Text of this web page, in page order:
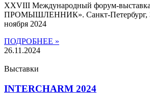
XXVIII Международный форум-
ПРОМЫШЛЕННИК». Санкт-Петербург,
ноября 2024
ПОДРОБНЕЕ »
26.11.2024
Выставки
INTERCHARM 2024